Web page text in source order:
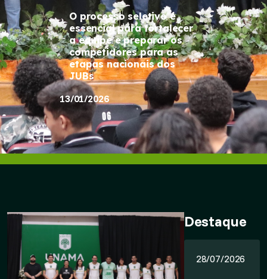
O processo seletivo é
essencial para fortalecer
a equipe e preparar os
competidores para as
etapas nacionais dos
JUBs
13/01/2026
Destaque
28/07/2026